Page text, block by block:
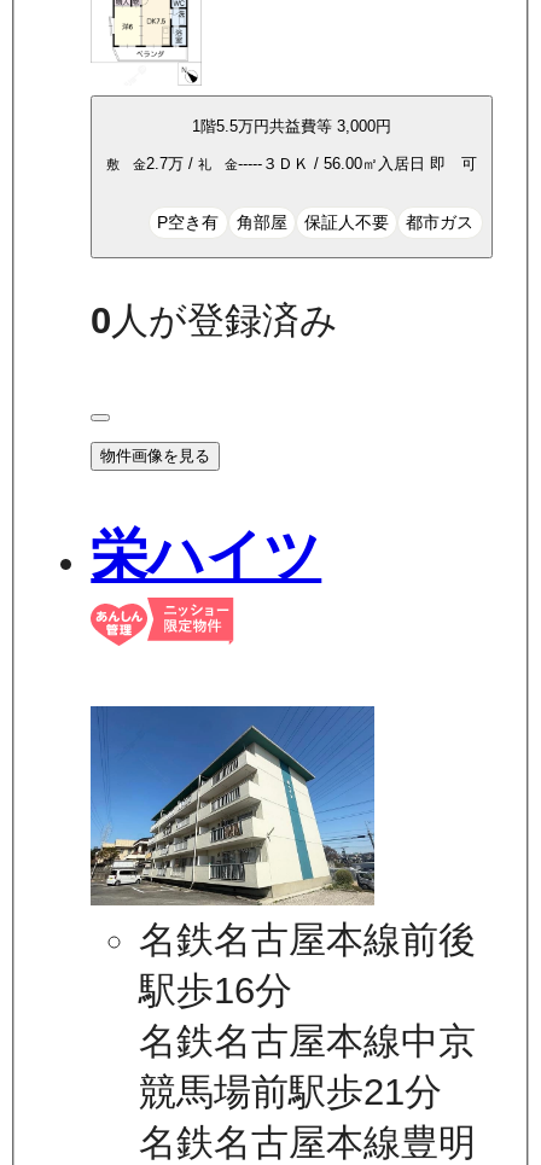
1階5.5万円共益費等 3,000円
敷 金2.7万/ 礼 金-----３ＤＫ / 56.00㎡ 入居日 即 可
P空き有 角部屋 保証人不要 都市ガス
0人が登録済み
物件画像を見る
栄ハイツ
名鉄名古屋本線前後
駅歩16分
名鉄名古屋本線中京
競馬場前駅歩21分
名鉄名古屋本線豊明